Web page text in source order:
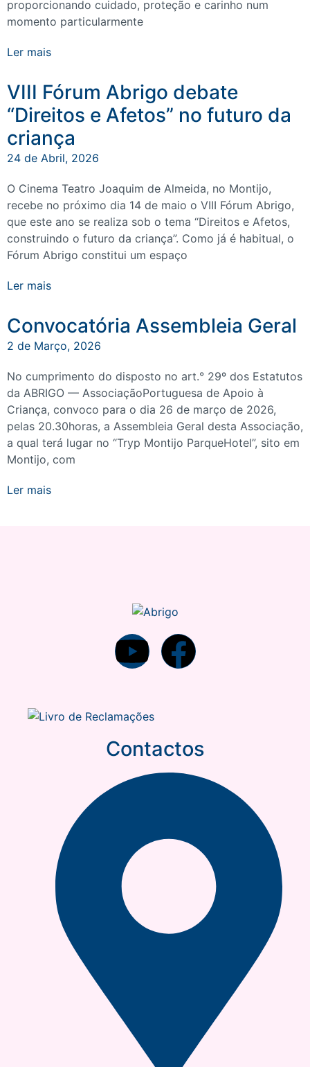
proporcionando cuidado, proteção e carinho num
momento particularmente
Ler mais
VIII Fórum Abrigo debate
“Direitos e Afetos” no futuro da
criança
24 de Abril, 2026
O Cinema Teatro Joaquim de Almeida, no Montijo,
recebe no próximo dia 14 de maio o VIII Fórum Abrigo,
que este ano se realiza sob o tema “Direitos e Afetos,
construindo o futuro da criança”. Como já é habitual, o
Fórum Abrigo constitui um espaço
Ler mais
Convocatória Assembleia Geral
2 de Março, 2026
No cumprimento do disposto no art.° 29º dos Estatutos
da ABRIGO — AssociaçãoPortuguesa de Apoio à
Criança, convoco para o dia 26 de março de 2026,
pelas 20.30horas, a Assembleia Geral desta Associação,
a qual terá lugar no “Tryp Montijo ParqueHotel”, sito em
Montijo, com
Ler mais
Contactos